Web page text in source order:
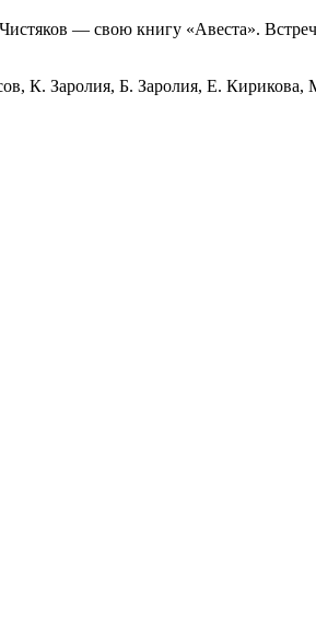
— свою книгу «Авеста».
К. Заролия, Б. Заролия, Е.